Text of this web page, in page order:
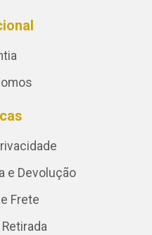
e Devolução
Frete